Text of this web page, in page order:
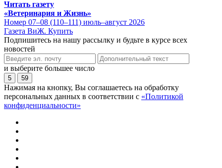
Читать газету
«Ветеринария и Жизнь»
Номер 07–08 (110–111) июль–август 2026
Газета ВиЖ. Купить
Подпишитесь на нашу рассылку и будьте в курсе всех
новостей
и выберите большее число
5 59
Нажимая на кнопку, Вы соглашаетесь на обработку
персональных данных в соответствии с «Политикой
конфиденциальности»